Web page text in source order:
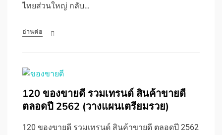
ไทยส่วนใหญ่ กลับ…
อ่านต่อ
120 ของขายดี รวมเทรนด์ สินค้าขายดี
ตลอดปี 2562 (วางแผนเตรียมรวย)
120 ของขายดี รวมเทรนด์ สินค้าขายดี ตลอดปี 2562